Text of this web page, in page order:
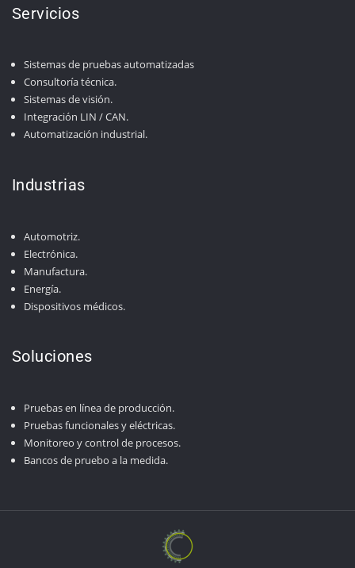
Servicios
Sistemas de pruebas automatizadas
Consultoría técnica.
Sistemas de visión.
Integración LIN / CAN.
Automatización industrial.
Industrias
Automotriz.
Electrónica.
Manufactura.
Energía.
Dispositivos médicos.
Soluciones
Pruebas en línea de producción.
Pruebas funcionales y eléctricas.
Monitoreo y control de procesos.
Bancos de pruebo a la medida.